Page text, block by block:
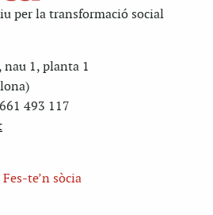
per la transformació social
nau 1, planta 1
493 117
te’n sòcia